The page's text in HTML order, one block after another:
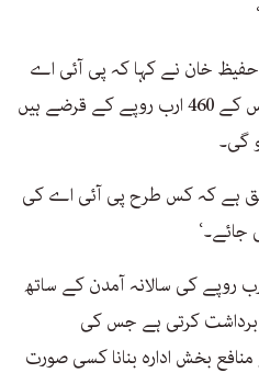
خان نے کہا کہ پی آئی اے
کے سامنے سب سے بڑا چیلنج اس کے 460 ارب روپے کے قرضے ہیں
گی۔
ہے کہ کس طرح پی آئی اے کی
جائے۔‘
رہے کہ پی آئی اے 150 ارب روپے کی سالانہ آمدن کے ساتھ
خسارہ برداشت کرتی ہے جس کی
بخش ادارہ بنانا کسی صورت